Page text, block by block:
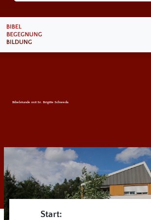
Bibelstunde mit Sr. Brigitte Schweda
Start: